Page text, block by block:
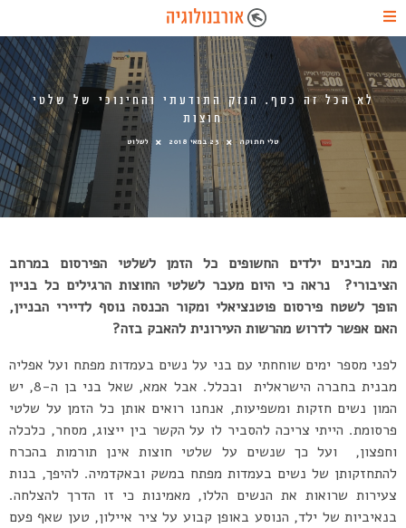
לא הכל זה כסף. הנזק התודעתי והחינוכי של שלטי
חוצות
טלי חתוקה 23 במאי 2018 לשלוט
מה מבינים ילדים החשופים כל הזמן לשלטי הפירסום במרחב
הציבורי? נראה כי היום מעבר לשלטי החוצות הרגילים כל בניין
הופך לשטח פירסום פוטנציאלי ומקור הכנסה נוסף לדיירי הבניין,
האם אפשר לדרוש מהרשות העירונית להאבק בזה?
לפני מספר ימים שוחחתי עם בני על נשים בעמדות מפתח ועל אפליה
מבנית בחברה הישראלית ובכלל. אבל אמא, שאל בני בן ה-8, יש
המון נשים חזקות ומשפיעות, אנחנו רואים אותן כל הזמן על שלטי
פרסומת. הייתי צריכה להסביר לו על הקשר בין ייצוג, מסחר, כלכלה
וחפצון, ועל כך שנשים על שלטי חוצות אינן תורמות בהכרח
להתחזקותן של נשים בעמדות מפתח במשק ובאקדמיה. להיפך, בנות
צעירות שרואות את הנשים הללו, מאמינות כי זו הדרך להצלחה.
בנאיביות של ילד, הנוסע באופן קבוע על ציר איילון, טען שאף פעם